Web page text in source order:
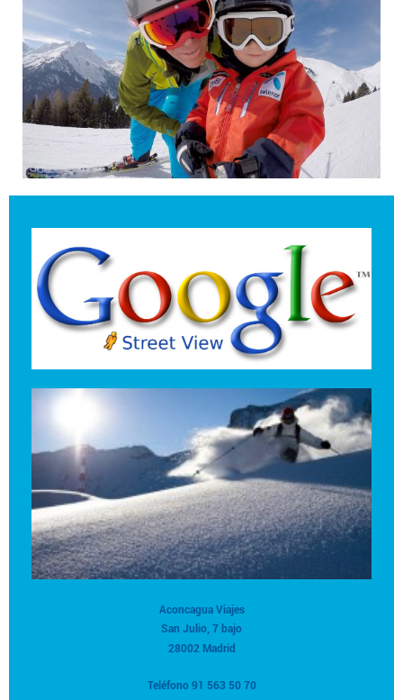
Aconcagua Viajes
San Julio, 7 bajo
28002 Madrid
Teléfono 91 563 50 70